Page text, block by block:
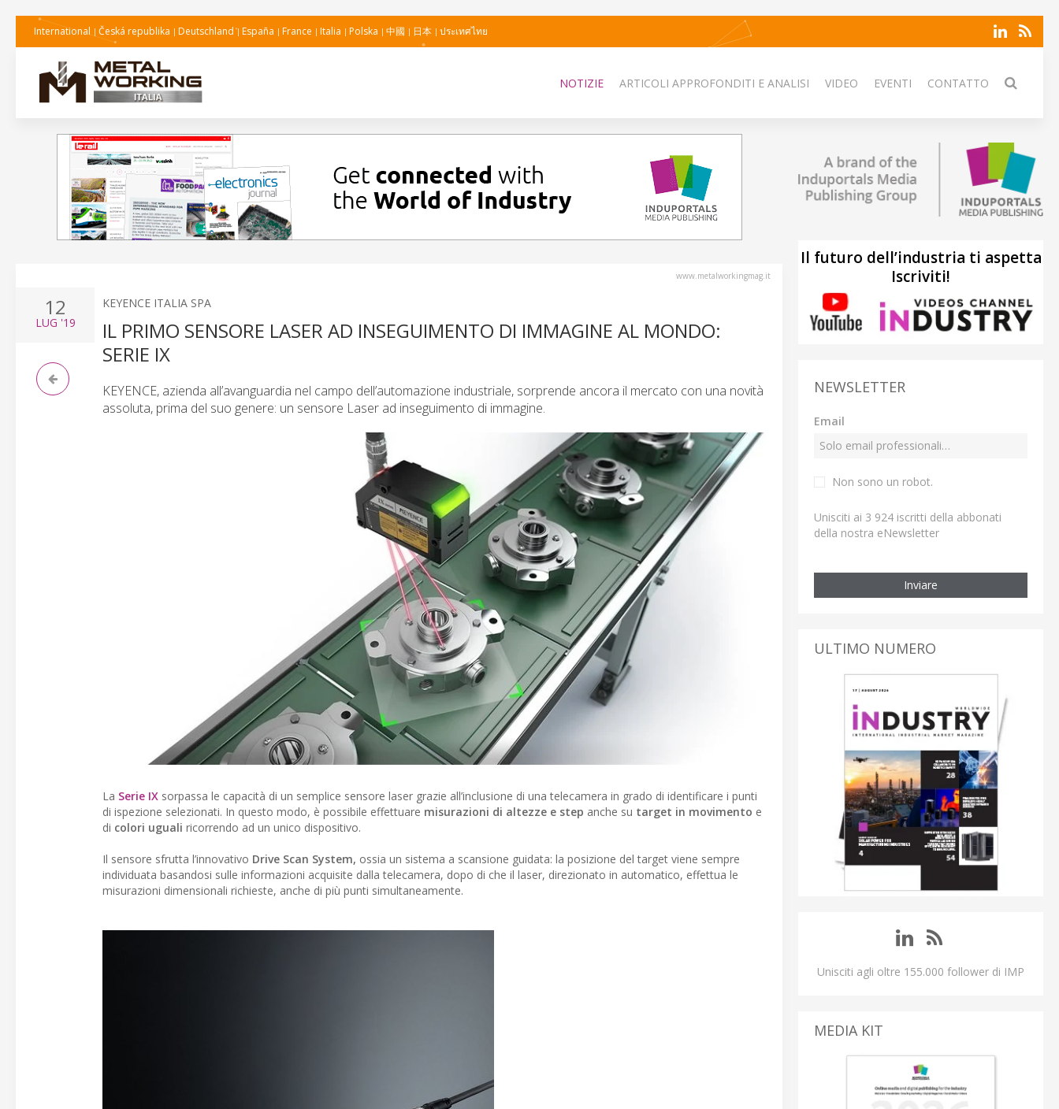
International Česká republika Deutschland España France Italia Polska 中國 日本 ประเทศไทย
NOTIZIE ARTICOLI APPROFONDITI E ANALISI VIDEO EVENTI CONTATTO
www.metalworkingmag.it
12
LUG '19
KEYENCE ITALIA SPA
IL PRIMO SENSORE LASER AD INSEGUIMENTO DI IMMAGINE AL MONDO:
SERIE IX
KEYENCE, azienda all’avanguardia nel campo dell’automazione industriale, sorprende ancora il mercato con una novità
assoluta, prima del suo genere: un sensore Laser ad inseguimento di immagine.
La Serie IX sorpassa le capacità di un semplice sensore laser grazie all’inclusione di una telecamera in grado di identificare i punti
di ispezione selezionati. In questo modo, è possibile effettuare misurazioni di altezze e step anche su target in movimento e
di colori uguali ricorrendo ad un unico dispositivo.
Il sensore sfrutta l’innovativo Drive Scan System, ossia un sistema a scansione guidata: la posizione del target viene sempre
individuata basandosi sulle informazioni acquisite dalla telecamera, dopo di che il laser, direzionato in automatico, effettua le
misurazioni dimensionali richieste, anche di più punti simultaneamente.
Il futuro dell’industria ti aspetta
Iscriviti!
NEWSLETTER
Email
Non sono un robot.
Unisciti ai 3 924 iscritti della abbonati
della nostra eNewsletter
Inviare
ULTIMO NUMERO
Unisciti agli oltre 155.000 follower di IMP
MEDIA KIT